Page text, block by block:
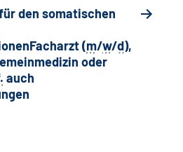
den somatischen
(m/w/d),
oder
auch